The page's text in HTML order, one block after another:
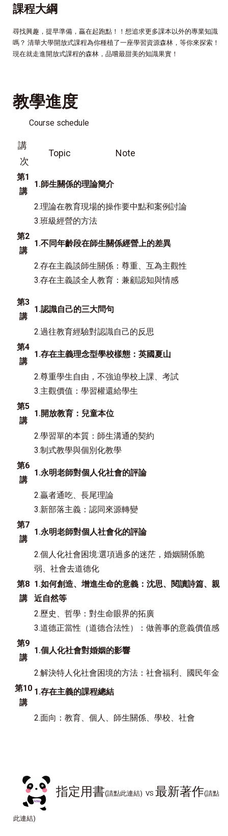
課程大綱
尋找興趣，提早準備，贏在起跑點！！想追求更多課本以外的專業知識
嗎？ 清華大學開放式課程為你種植了一座學習資源森林，等你來探索！
現在就走進開放式課程的森林，品嚐最甜美的知識果實！
教學進度
Course schedule
講
次
Topic Note
第1
講
1.師生關係的理論簡介
2.理論在教育現場的操作要中點和案例討論
3.班級經營的方法
第2
講
1.不同年齡段在師生關係經營上的差異
2.存在主義談師生關係：尊重、互為主觀性
3.存在主義談全人教育：兼顧認知與情感
第3
講
1.認識自己的三大問句
2.過往教育經驗對認識自己的反思
第4
講
1.存在主義理念型學校樣態：英國夏山
2.尊重學生自由，不強迫學校上課、考試
3.主觀價值：學習權還給學生
第5
講
1.開放教育：兒童本位
2.學習單的本質：師生溝通的契約
3.制式教學與個別化教學
第6
講
1.永明老師對個人化社會的評論
2.贏者通吃、長尾理論
3.新部落主義：認同來源轉變
第7
講
1.永明老師對個人社會化的評論
2.個人化社會困境:選項過多的迷茫，婚姻關係脆
弱、社會去道德化
第8
講
1.如何創造、增進生命的意義：沈思、閱讀詩篇、親
近自然等
2.歷史、哲學：對生命眼界的拓廣
3.道德正當性（道德合法性）：做善事的意義價值感
第9
講
1.個人化社會對婚姻的影響
2.解決特人化社會困境的方法：社會福利、國民年金
第10
講
1.存在主義的課程總結
2.面向：教育、個人、師生關係、學校、社會
指定用書(請點此連結) VS 最新著作(請點
此連結)